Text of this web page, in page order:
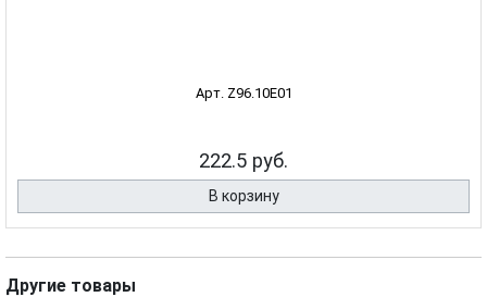
Арт. Z96.10E01
222.5 руб.
В корзину
Другие товары